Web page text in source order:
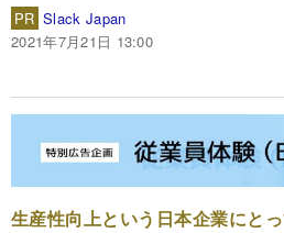
PR Slack Japan
2021年7月21日 13:00
生産性向上という日本企業にと